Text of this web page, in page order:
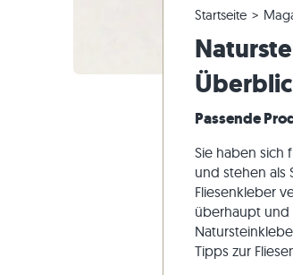
Antike Fliesen
Quarzitplatten
Bestellung ändern & Stornieren
Lieferung & Transport
Wohninspirationen
Startseite
Passende
Sie haben sich
und stehen als
Fliesenkleber
überhaupt und
Tipps zur